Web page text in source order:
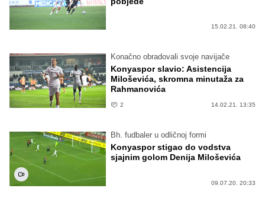
15.02.21. 08:40
Konačno obradovali svoje navijače
Konyaspor slavio: Asistencija
Miloševića, skromna minutaža za
Rahmanovića
2 14.02.21. 13:35
Bh. fudbaler u odličnoj formi
Konyaspor stigao do vodstva
sjajnim golom Denija Miloševića
09.07.20. 20:33